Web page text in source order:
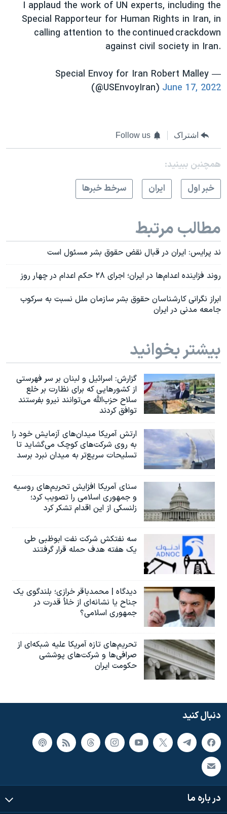
I applaud the work of UN experts, including the
Special Rapporteur for Human Rights in Iran, in
calling attention to the continued crackdown
against civil society in Iran.
— Special Envoy for Iran Robert Malley
(@USEnvoyIran) June 17, 2022
اشتراک Follow us
همچنبن ببینید:
خبر اول
ايران سرخط خبرها
مطالب مرتبط
ند پرایس: ایران در قبال نقض حقوق بشر مسئول است
روند فزاینده اعدام‌ها در ایران؛ اجرای ۲۸ حکم اعدام در چهار روز
ابراز نگرانی کارشناسان حقوق بشر سازمان ملل نسبت به سرکوب
جامعه مدنی در ایران
بیشتر بخوانید
گزارش‌: اسرائيل و لبنان بر سر فهرستی
از کشورهایی که برای نظارت بر خلع
سلاح حزب‌الله می‌توانند نیرو بفرستند
توافق کردند
ارتش آمریکا میدان‌های آزمایش خود را
به روی شرکت‌های کوچک می‌گشاید تا
تسلیحات سریع‌تر به میدان نبرد برسد
سنای آمریکا افزایش تحریم‌های روسیه
و جمهوری اسلامی را تصویب کرد؛
زلنسکی از این اقدام تشکر کرد
سه نفتکش شرکت نفت ابوظبی طی
یک هفته هدف حمله قرار گرفتند
دیدگاه | محمدباقر خرازی؛ بلندگوی یک
جناح یا نشانه‌ای از خلأ قدرت در
جمهوری اسلامی؟
تحریم‌های تازه آمریکا علیه شبکه‌ای از
صرافی‌ها و شرکت‌های پوششی
حکومت ایران
دنبال کنید
در باره ما